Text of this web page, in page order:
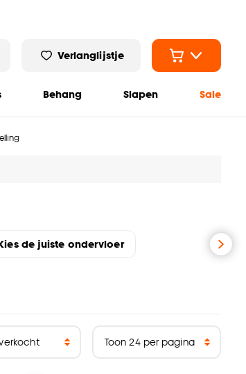
Verlanglijstje
Behang Slapen Sale
de juiste ondervloer